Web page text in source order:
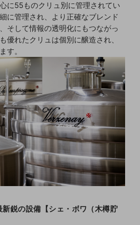
に55ものクリュ別に管理されてい
に管理され、より正確なブレンド
そして情報の透明化にもつながっ
優れたクリュは個別に醸造され、
す。
鋭の設備【シェ・ボワ（木樽貯